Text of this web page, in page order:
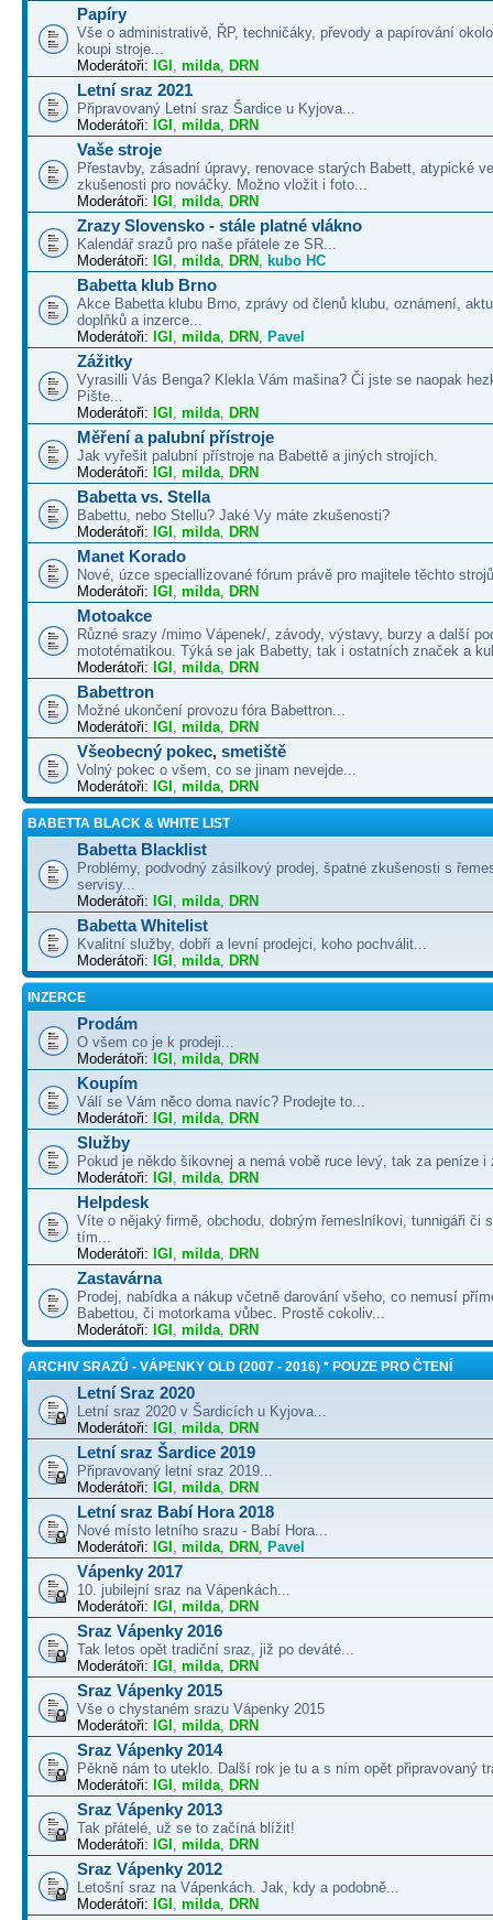
Papíry
Vše o administrativě, ŘP, techničáky, převody a papírování
koupi stroje...
Moderátoři: IGI , milda, DRN
Letní sraz 2021
Připravovaný Letní sraz Šardice u Kyjova...
Moderátoři: IGI , milda, DRN
Vaše stroje
Přestavby, zásadní úpravy, renovace starých Babett, atypické
zkušenosti pro nováčky. Možno vložit i foto...
Moderátoři: IGI , milda, DRN
Zrazy Slovensko - stále platné vlákno
Kalendář srazů pro naše přátele ze SR...
Moderátoři: IGI , milda, DRN , kubo HC
Babetta klub Brno
Akce Babetta klubu Brno, zprávy od členů klubu, oznámení,
doplňků a inzerce...
Moderátoři: IGI , milda, DRN , Pavel
Zážitky
Vyrasilli Vás Benga? Klekla Vám mašina? Či jste se naopak
Pište...
Moderátoři: IGI , milda, DRN
Měření a palubní přístroje
Jak vyřešit palubní přístroje na Babettě a jiných strojích.
Moderátoři: IGI , milda, DRN
Babetta vs. Stella
Babettu, nebo Stellu? Jaké Vy máte zkušenosti?
Moderátoři: IGI , milda, DRN
Manet Korado
Nové, úzce speciallizované fórum právě pro majitele těchto
Moderátoři: IGI , milda, DRN
Motoakce
Různé srazy /mimo Vápenek/, závody, výstavy, burzy a další
mototématikou. Týká se jak Babetty, tak i ostatních značek a
Moderátoři: IGI , milda, DRN
Babettron
Možné ukončení provozu fóra Babettron...
Moderátoři: IGI , milda, DRN
Všeobecný pokec, smetiště
Volný pokec o všem, co se jinam nevejde...
Moderátoři: IGI , milda, DRN
BABETTA BLACK & WHITE LIST
Babetta Blacklist
Problémy, podvodný zásilkový prodej, špatné zkušenosti s
servisy...
Moderátoři: IGI , milda, DRN
Babetta Whitelist
Kvalitní služby, dobří a levní prodejci, koho pochválit...
Moderátoři: IGI , milda, DRN
INZERCE
Prodám
O všem co je k prodeji...
Moderátoři: IGI , milda, DRN
Koupím
Válí se Vám něco doma navíc? Prodejte to...
Moderátoři: IGI , milda, DRN
Služby
Pokud je někdo šikovnej a nemá vobě ruce levý, tak za peníze i
Moderátoři: IGI , milda, DRN
Helpdesk
Víte o nějaký firmě, obchodu, dobrým řemeslníkovi, tunnigáři či
tím...
Moderátoři: IGI , milda, DRN
Zastavárna
Prodej, nabídka a nákup včetně darování všeho, co nemusí
Babettou, či motorkama vůbec. Prostě cokoliv...
Moderátoři: IGI , milda, DRN
ARCHIV SRAZŮ - VÁPENKY OLD (2007 - 2016) * POUZE PRO ČTENÍ
Letní Sraz 2020
Letní sraz 2020 v Šardicích u Kyjova...
Moderátoři: IGI , milda, DRN
Letní sraz Šardice 2019
Připravovaný letní sraz 2019...
Moderátoři: IGI , milda, DRN
Letní sraz Babí Hora 2018
Nové místo letního srazu - Babí Hora...
Moderátoři: IGI , milda, DRN , Pavel
Vápenky 2017
10. jubilejní sraz na Vápenkách...
Moderátoři: IGI , milda, DRN
Sraz Vápenky 2016
Tak letos opět tradiční sraz, již po deváté...
Moderátoři: IGI , milda, DRN
Sraz Vápenky 2015
Vše o chystaném srazu Vápenky 2015
Moderátoři: IGI , milda, DRN
Sraz Vápenky 2014
Pěkně nám to uteklo. Další rok je tu a s ním opět připravovaný
Moderátoři: IGI , milda, DRN
Sraz Vápenky 2013
Tak přátelé, už se to začíná blížit!
Moderátoři: IGI , milda, DRN
Sraz Vápenky 2012
Letošní sraz na Vápenkách. Jak, kdy a podobně...
Moderátoři: IGI , milda, DRN